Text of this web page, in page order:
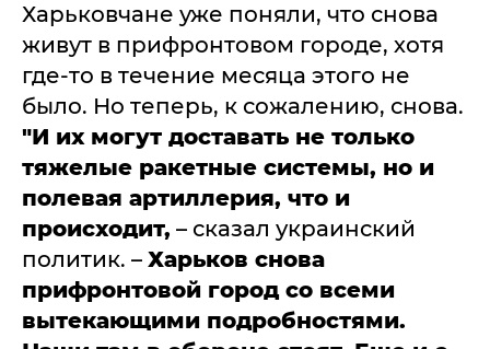
Харьковчане уже поняли, что снова
живут в прифронтовом городе, хотя
где-то в течение месяца этого не
было. Но теперь, к сожалению, снова.
"И их могут доставать не только
тяжелые ракетные системы, но и
полевая артиллерия, что и
происходит, – сказал украинский
политик. – Харьков снова
прифронтовой город со всеми
вытекающими подробностями.